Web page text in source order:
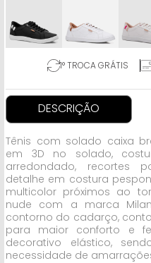
1° TROCA GRÁTIS
DESCRIÇÃO
Tênis com solado caixa
em 3D no solado,
arredondado, recortes
detalhe em costura
multicolor próximos ao
nude com a marca
contorno do cadarço,
para maior conforto e
decorativo elástico,
necessidade de